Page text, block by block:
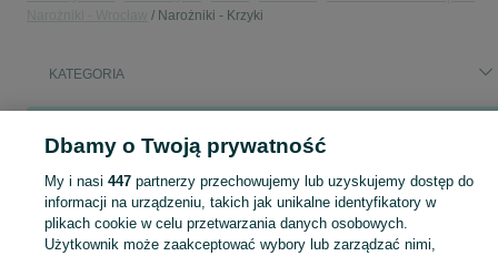
Narożniki - Krzyki
KATEGORIA
narożnik narożnik z funkcją spania
sofa z funkcją spania za darmo kanapa
Sprzedaż narożników Wrocław ▶️ Szeroki wybór kształtów, kolorów i materiałów ✅ Nowe i używane w atrakcyjnych cenach ☝ Sprawdź oferty na OLX.pl! Zobacz
Dbamy o Twoją prywatność
My i nasi 447partnerzy przechowujemy lub uzyskujemy dostęp do
informacji na urządzeniu, takich jak unikalne identyfikatory w
plikach cookie w celu przetwarzania danych osobowych.
Użytkownik może zaakceptować wybory lub zarządzać nimi,